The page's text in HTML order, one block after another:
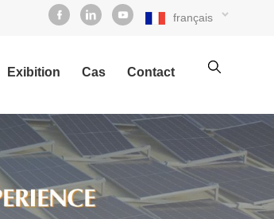
français
Exibition Cas Contact